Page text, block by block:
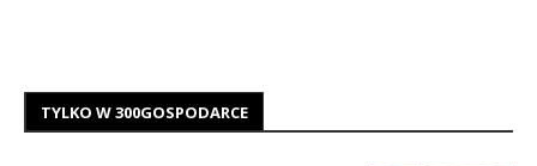
TYLKO W 300GOSPODARCE